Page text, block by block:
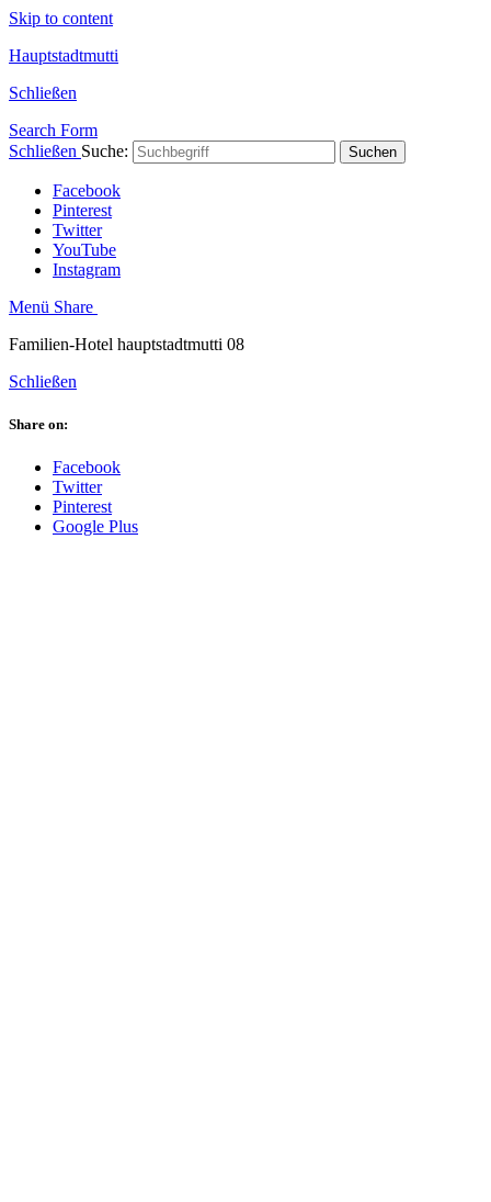
Skip to content
Hauptstadtmutti
Schließen
Search Form
Schließen Suche: Suchen
Facebook
Pinterest
Twitter
YouTube
Instagram
Menü Share
Familien-Hotel hauptstadtmutti 08
Schließen
Share on:
Facebook
Twitter
Pinterest
Google Plus